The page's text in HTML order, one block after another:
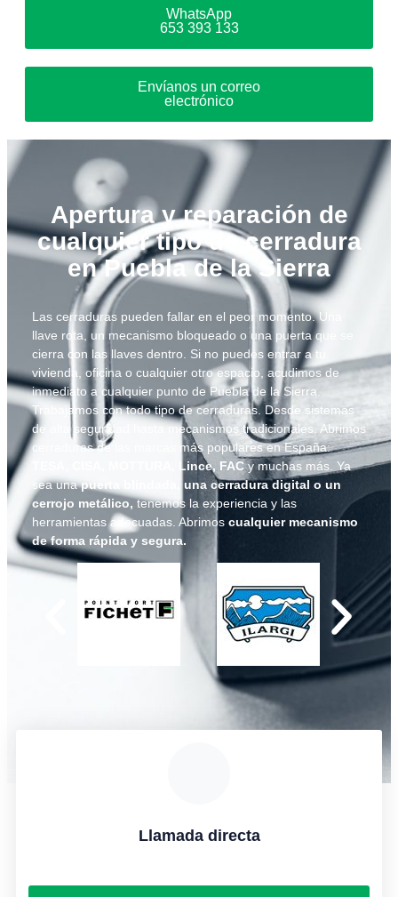
WhatsApp
653 393 133
Envíanos un correo
electrónico
Apertura y reparación de
cualquier tipo de cerradura
en Puebla de la Sierra
Las cerraduras pueden fallar en el peor momento. Una
llave rota, un mecanismo bloqueado o una puerta que se
cierra con las llaves dentro. Si no puedes entrar a tu
vivienda, oficina o cualquier otro espacio, acudimos de
inmediato a cualquier punto de Puebla de la Sierra.
Trabajamos con todo tipo de cerraduras. Desde sistemas
de alta seguridad hasta mecanismos tradicionales. Abrimos
cerraduras de las marcas más populares en España:
TESA, CISA, MOTTURA, Lince, FACy muchas más. Ya
sea unapuerta blindada, una cerradura digital o un
cerrojo metálico,tenemos la experiencia y las
herramientas adecuadas. Abrimos cualquier mecanismo
de forma rápida y segura.
Llamada directa